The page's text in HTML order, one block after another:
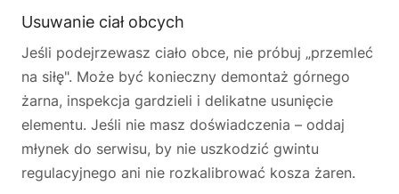
Usuwanie ciał obcych
Jeśli podejrzewasz ciało obce, nie próbuj „przemleć
na siłę". Może być konieczny demontaż górnego
żarna, inspekcja gardzieli i delikatne usunięcie
elementu. Jeśli nie masz doświadczenia – oddaj
młynek do serwisu, by nie uszkodzić gwintu
regulacyjnego ani nie rozkalibrować kosza żaren.